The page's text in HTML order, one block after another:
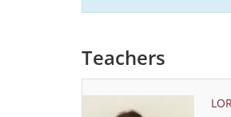
Teachers